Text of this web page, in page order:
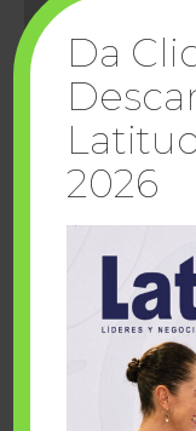
Cuando la
sueños
Da
2026